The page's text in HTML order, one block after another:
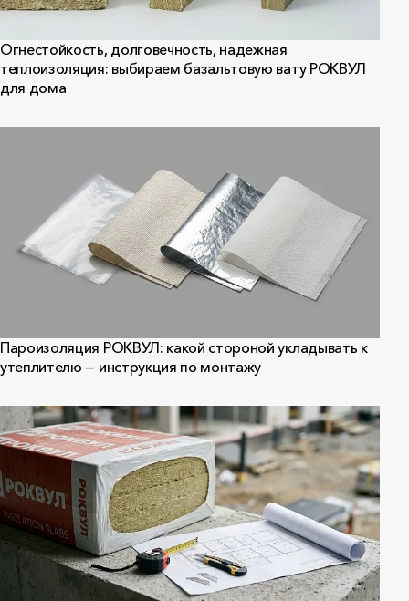
Огнестойкость, долговечность, надежная
теплоизоляция: выбираем базальтовую вату РОКВУЛ
для дома
Пароизоляция РОКВУЛ: какой стороной укладывать к
утеплителю — инструкция по монтажу